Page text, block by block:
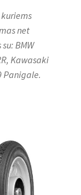
net
BMW
Kawasaki
Panigale.